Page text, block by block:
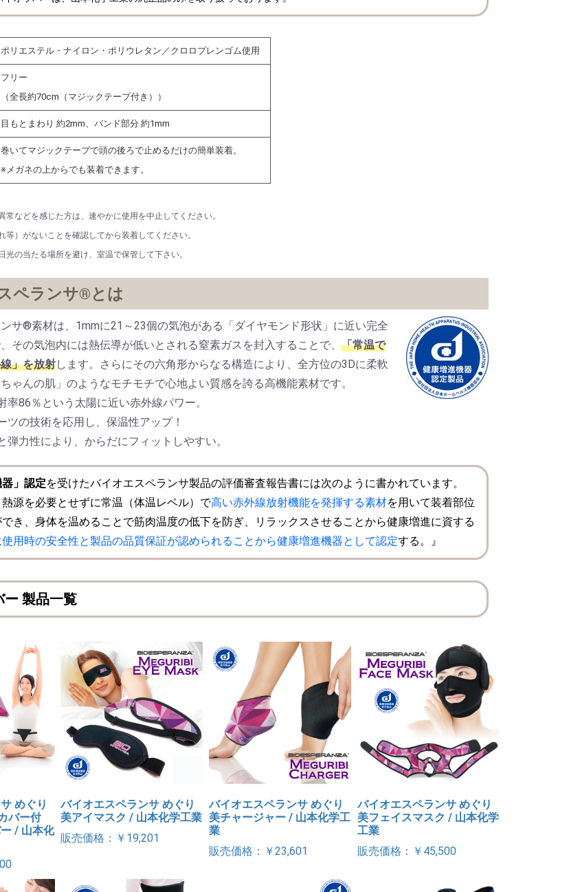
ナ）
ル
ツ
ー
ポリエステル・ナイロン・ポリウレタン／クロロプレンゴム使用
フリー
（全長約70cm（マジックテープ付き））
目もとまわり 約2mm、バンド部分 約1mm
巻いてマジックテープで頭の後ろで止めるだけの簡単装着。
※メガネの上からでも装着できます。
などを感じた方は、速やかに使用を中止してください。
）がないことを確認してから装着してください。
の当たる場所を避け、室温で保管して下さい。
ペランサ®とは
サ®素材は、1mmに21～23個の気泡がある「ダイヤモンド形状」に近い完全
その気泡内には熱伝導が低いとされる窒素ガスを封入することで、 「常温で
」を放射します。さらにその六角形からなる構造により、全方位の3Dに柔軟
ゃんの肌」のようなモチモチで心地よい質感を誇る高機能素材です。
率86％という太陽に近い赤外線パワー。
ツの技術を応用し、保温性アップ！
弾力性により、からだにフィットしやすい。
器」認定を受けたバイオエスペランサ製品の評価審査報告書には次のように書かれています。
熱源を必要とせずに常温（体温レベル）で高い赤外線放射機能を発揮する素材を用いて装着部位
き、身体を温めることで筋肉温度の低下を防ぎ、リラックスさせることから健康増進に資する
使用時の安全性と製品の品質保証が認められることから健康増進機器として認定する。』
製品一覧
めぐり
バー付
/ 山本化
バイオエスペランサ めぐり
美アイマスク / 山本化学工業
販売価格：￥19,201
バイオエスペランサ めぐり
美チャージャー / 山本化学工
業
販売価格：￥23,601
バイオエスペランサ めぐり
美フェイスマスク / 山本化学
工業
販売価格：￥45,500